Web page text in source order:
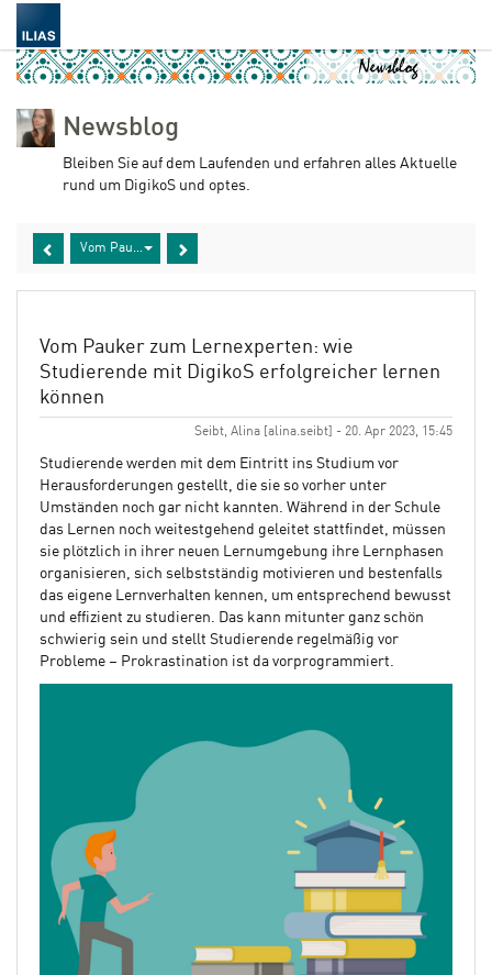
Newsblog
Bleiben Sie auf dem Laufenden und erfahren alles Aktuelle
rund um DigikoS und optes.
Vom Pauker zum Lernexperten: wie Studierende mit DigikoS
Vom Pauker zum Lernexperten: wie
Studierende mit DigikoS erfolgreicher lernen
können
Seibt, Alina [alina.seibt] - 20. Apr 2023, 15:45
Studierende werden mit dem Eintritt ins Studium vor
Herausforderungen gestellt, die sie so vorher unter
Umständen noch gar nicht kannten. Während in der Schule
das Lernen noch weitestgehend geleitet stattfindet, müssen
sie plötzlich in ihrer neuen Lernumgebung ihre Lernphasen
organisieren, sich selbstständig motivieren und bestenfalls
das eigene Lernverhalten kennen, um entsprechend bewusst
und effizient zu studieren. Das kann mitunter ganz schön
schwierig sein und stellt Studierende regelmäßig vor
Probleme – Prokrastination ist da vorprogrammiert.